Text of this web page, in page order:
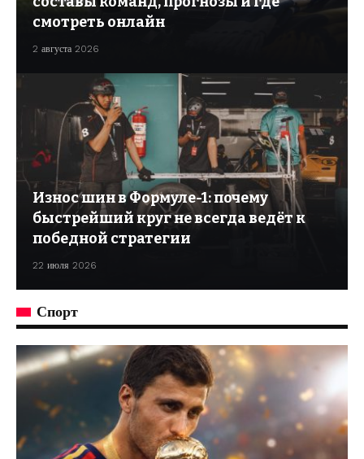
смотреть онлайн
2 августа 2026
Износ шин в Формуле-1: почему
быстрейший круг не всегда ведёт к
победной стратегии
22 июля 2026
Спорт